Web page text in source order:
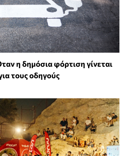
η δημόσια φόρτιση γίνεται
τους οδηγούς